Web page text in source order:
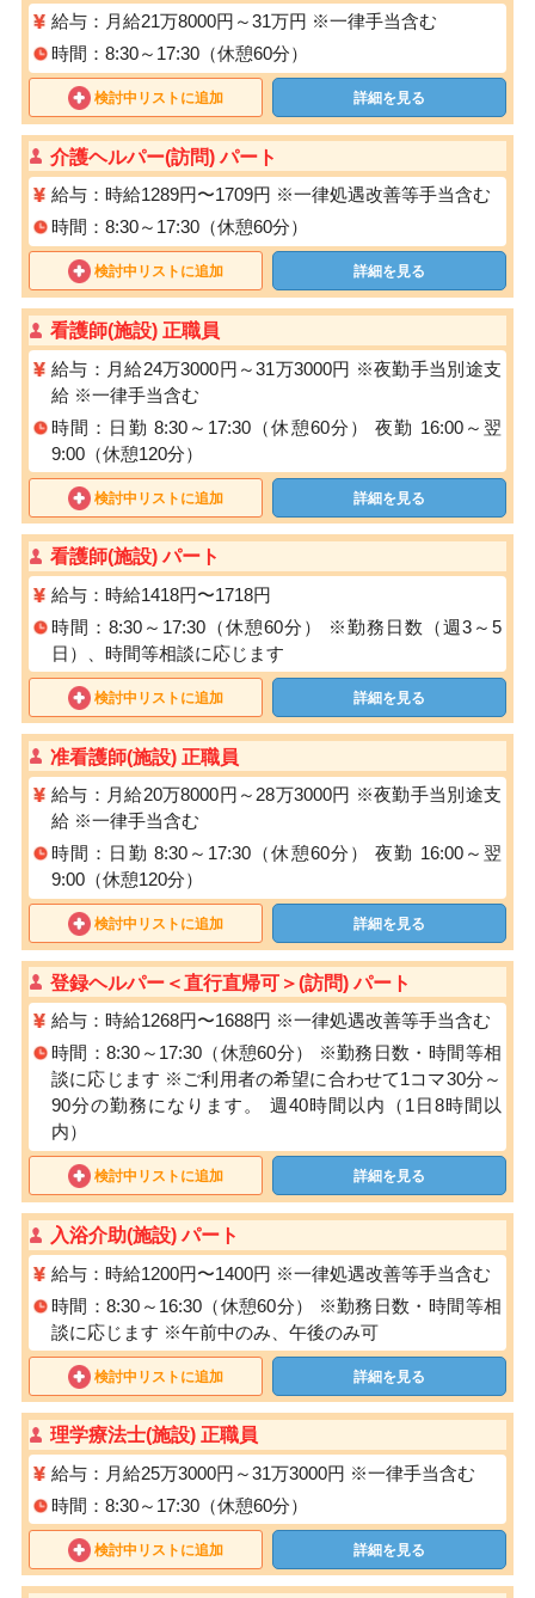
給与：月給21万8000円～31万円 ※一律手当含む
時間：8:30～17:30（休憩60分）
検討中リストに追加 詳細を見る
介護ヘルパー(訪問) パート
給与：時給1289円〜1709円 ※⼀律処遇改善等⼿当含む
時間：8:30～17:30（休憩60分）
検討中リストに追加 詳細を見る
看護師(施設) 正職員
給与：月給24万3000円～31万3000円 ※夜勤手当別途支
給 ※一律手当含む
時間：日勤 8:30～17:30（休憩60分） 夜勤 16:00～翌
9:00（休憩120分）
検討中リストに追加 詳細を見る
看護師(施設) パート
給与：時給1418円〜1718円
時間：8:30～17:30（休憩60分） ※勤務⽇数（週3～5
日）、時間等相談に応じます
検討中リストに追加 詳細を見る
准看護師(施設) 正職員
給与：月給20万8000円～28万3000円 ※夜勤手当別途支
給 ※一律手当含む
時間：日勤 8:30～17:30（休憩60分） 夜勤 16:00～翌
9:00（休憩120分）
検討中リストに追加 詳細を見る
登録ヘルパー＜直行直帰可＞(訪問) パート
給与：時給1268円〜1688円 ※⼀律処遇改善等⼿当含む
時間：8:30～17:30（休憩60分） ※勤務⽇数・時間等相
談に応じます ※ご利用者の希望に合わせて1コマ30分～
90分の勤務になります。 週40時間以内（1日8時間以
内）
検討中リストに追加 詳細を見る
入浴介助(施設) パート
給与：時給1200円〜1400円 ※⼀律処遇改善等⼿当含む
時間：8:30～16:30（休憩60分） ※勤務⽇数・時間等相
談に応じます ※午前中のみ、午後のみ可
検討中リストに追加 詳細を見る
理学療法士(施設) 正職員
給与：月給25万3000円～31万3000円 ※一律手当含む
時間：8:30～17:30（休憩60分）
検討中リストに追加 詳細を見る